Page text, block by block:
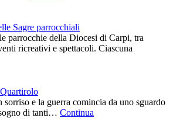
Sagre parrocchiali
parrocchie della Diocesi di Carpi, tra
ricreativi e spettacoli. Ciascuna
sorriso e la guerra comincia da uno sguardo
di tanti… Continua